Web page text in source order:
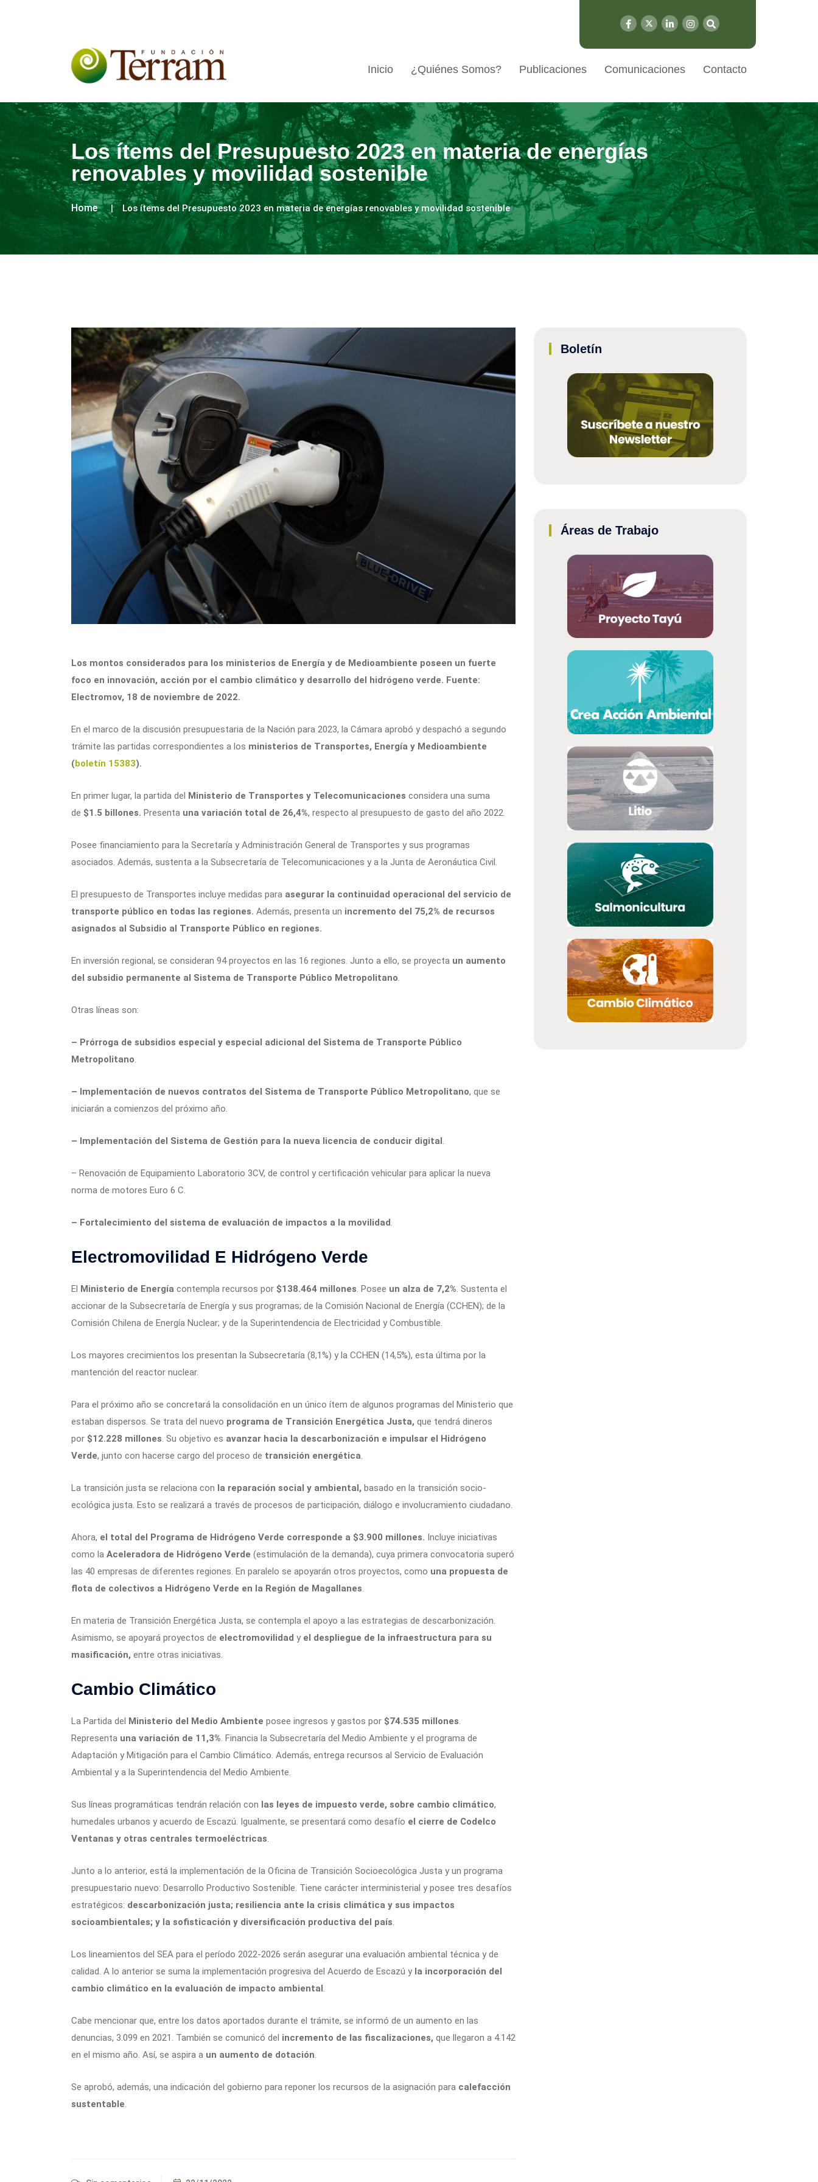
Inicio ¿Quiénes Somos? Publicaciones Comunicaciones Contacto
Los ítems del Presupuesto 2023 en materia de energías
renovables y movilidad sostenible
Home Los ítems del Presupuesto 2023 en materia de energías renovables y movilidad sostenible
Los montos considerados para los ministerios de Energía y de Medioambiente poseen un fuerte
foco en innovación, acción por el cambio climático y desarrollo del hidrógeno verde. Fuente:
Electromov, 18 de noviembre de 2022.
En el marco de la discusión presupuestaria de la Nación para 2023, la Cámara aprobó y despachó a segundo
trámite las partidas correspondientes a los ministerios de Transportes, Energía y Medioambiente
(boletín 15383).
En primer lugar, la partida del Ministerio de Transportes y Telecomunicaciones considera una suma
de $1.5 billones. Presenta una variación total de 26,4%, respecto al presupuesto de gasto del año 2022.
Posee financiamiento para la Secretaría y Administración General de Transportes y sus programas
asociados. Además, sustenta a la Subsecretaría de Telecomunicaciones y a la Junta de Aeronáutica Civil.
El presupuesto de Transportes incluye medidas para asegurar la continuidad operacional del servicio de
transporte público en todas las regiones. Además, presenta un incremento del 75,2% de recursos
asignados al Subsidio al Transporte Público en regiones.
En inversión regional, se consideran 94 proyectos en las 16 regiones. Junto a ello, se proyecta un aumento
del subsidio permanente al Sistema de Transporte Público Metropolitano.
Otras líneas son:
– Prórroga de subsidios especial y especial adicional del Sistema de Transporte Público
Metropolitano.
– Implementación de nuevos contratos del Sistema de Transporte Público Metropolitano, que se
iniciarán a comienzos del próximo año.
– Implementación del Sistema de Gestión para la nueva licencia de conducir digital.
– Renovación de Equipamiento Laboratorio 3CV, de control y certificación vehicular para aplicar la nueva
norma de motores Euro 6 C.
– Fortalecimiento del sistema de evaluación de impactos a la movilidad.
Electromovilidad E Hidrógeno Verde
El Ministerio de Energía contempla recursos por $138.464 millones. Posee un alza de 7,2%. Sustenta el
accionar de la Subsecretaría de Energía y sus programas; de la Comisión Nacional de Energía (CCHEN); de la
Comisión Chilena de Energía Nuclear; y de la Superintendencia de Electricidad y Combustible.
Los mayores crecimientos los presentan la Subsecretaría (8,1%) y la CCHEN (14,5%), esta última por la
mantención del reactor nuclear.
Para el próximo año se concretará la consolidación en un único ítem de algunos programas del Ministerio que
estaban dispersos. Se trata del nuevo programa de Transición Energética Justa, que tendrá dineros
por $12.228 millones. Su objetivo es avanzar hacia la descarbonización e impulsar el Hidrógeno
Verde, junto con hacerse cargo del proceso de transición energética.
La transición justa se relaciona con la reparación social y ambiental, basado en la transición socio-
ecológica justa. Esto se realizará a través de procesos de participación, diálogo e involucramiento ciudadano.
Ahora, el total del Programa de Hidrógeno Verde corresponde a $3.900 millones. Incluye iniciativas
como la Aceleradora de Hidrógeno Verde (estimulación de la demanda), cuya primera convocatoria superó
las 40 empresas de diferentes regiones. En paralelo se apoyarán otros proyectos, como una propuesta de
flota de colectivos a Hidrógeno Verde en la Región de Magallanes.
En materia de Transición Energética Justa, se contempla el apoyo a las estrategias de descarbonización.
Asimismo, se apoyará proyectos de electromovilidad y el despliegue de la infraestructura para su
masificación, entre otras iniciativas.
Cambio Climático
La Partida del Ministerio del Medio Ambiente posee ingresos y gastos por $74.535 millones.
Representa una variación de 11,3%. Financia la Subsecretaría del Medio Ambiente y el programa de
Adaptación y Mitigación para el Cambio Climático. Además, entrega recursos al Servicio de Evaluación
Ambiental y a la Superintendencia del Medio Ambiente.
Sus líneas programáticas tendrán relación con las leyes de impuesto verde, sobre cambio climático,
humedales urbanos y acuerdo de Escazú. Igualmente, se presentará como desafío el cierre de Codelco
Ventanas y otras centrales termoeléctricas.
Junto a lo anterior, está la implementación de la Oficina de Transición Socioecológica Justa y un programa
presupuestario nuevo: Desarrollo Productivo Sostenible. Tiene carácter interministerial y posee tres desafíos
estratégicos: descarbonización justa; resiliencia ante la crisis climática y sus impactos
socioambientales; y la sofisticación y diversificación productiva del país.
Los lineamientos del SEA para el período 2022-2026 serán asegurar una evaluación ambiental técnica y de
calidad. A lo anterior se suma la implementación progresiva del Acuerdo de Escazú y la incorporación del
cambio climático en la evaluación de impacto ambiental.
Cabe mencionar que, entre los datos aportados durante el trámite, se informó de un aumento en las
denuncias, 3.099 en 2021. También se comunicó del incremento de las fiscalizaciones, que llegaron a 4.142
en el mismo año. Así, se aspira a un aumento de dotación.
Se aprobó, además, una indicación del gobierno para reponer los recursos de la asignación para calefacción
sustentable.
Boletín
Áreas de Trabajo